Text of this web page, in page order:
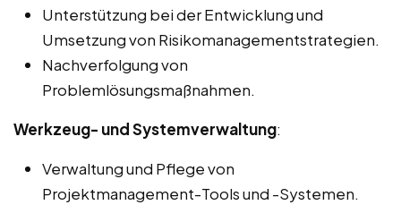
Unterstützung bei der Entwicklung und
Umsetzung von Risikomanagementstrategien.
Nachverfolgung von
Problemlösungsmaßnahmen.
Werkzeug- und Systemverwaltung:
Verwaltung und Pflege von
Projektmanagement-Tools und -Systemen.